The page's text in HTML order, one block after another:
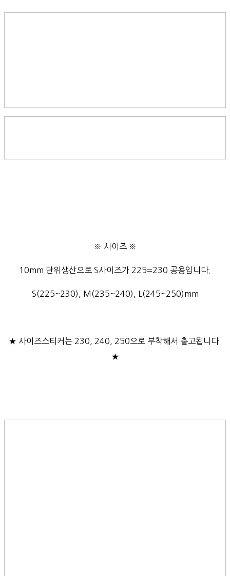
※ 사이즈 ※
10mm 단위생산으로 S사이즈가 225=230 공용입니다.
S(225~230), M(235~240), L(245~250)mm
★ 사이즈스티커는 230, 240, 250으로 부착해서 출고됩니다.
★